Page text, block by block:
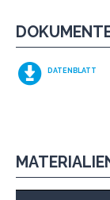
DATENBLATT